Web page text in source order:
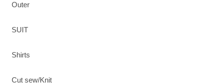
Outer
SUIT
Shirts
Cut sew/Knit